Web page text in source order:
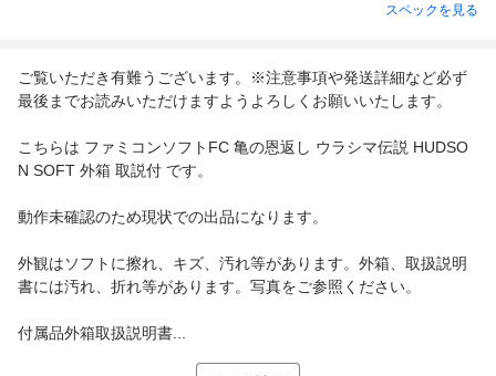
スペックを見る
ご覧いただき有難うございます。※注意事項や発送詳細など必ず
最後までお読みいただけますようよろしくお願いいたします。
こちらは ファミコンソフトFC 亀の恩返し ウラシマ伝説 HUDSO
N SOFT 外箱 取説付 です。
動作未確認のため現状での出品になります。
外観はソフトに擦れ、キズ、汚れ等があります。外箱、取扱説明
書には汚れ、折れ等があります。写真をご参照ください。
付属品外箱取扱説明書...